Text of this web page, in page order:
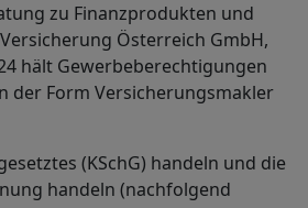
zu Finanzprodukten und
Österreich GmbH,
hält Gewerbeberechtigungen
der Form Versicherungsmakler
(KSchG) handeln und die
handeln (nachfolgend